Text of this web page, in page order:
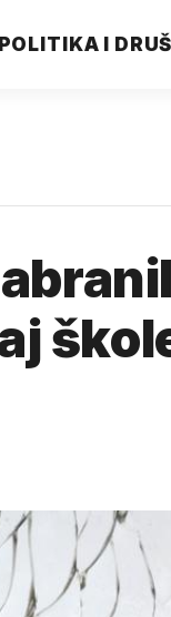
POLITIKA I